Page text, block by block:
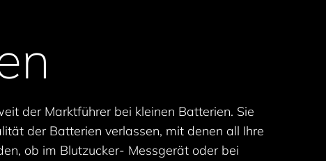
der Marktführer bei kleinen Batterien. Sie
der Batterien verlassen, mit denen all Ihre
ob im Blutzucker- Messgerät oder bei